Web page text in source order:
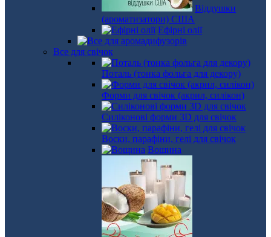
Віддушки
(ароматизатори) США
Ефірні олії
Все для свічок
Поталь (тонка фольга для декору)
Форми для свічок (акрил, силікон)
Силіконові форми 3D для свічок
Воски, парафіни, гелі для свічок
Вощина